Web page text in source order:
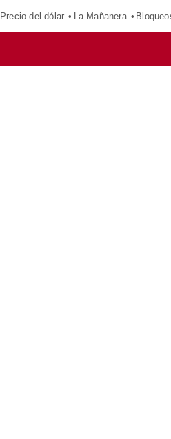
Precio del dólar La Mañanera